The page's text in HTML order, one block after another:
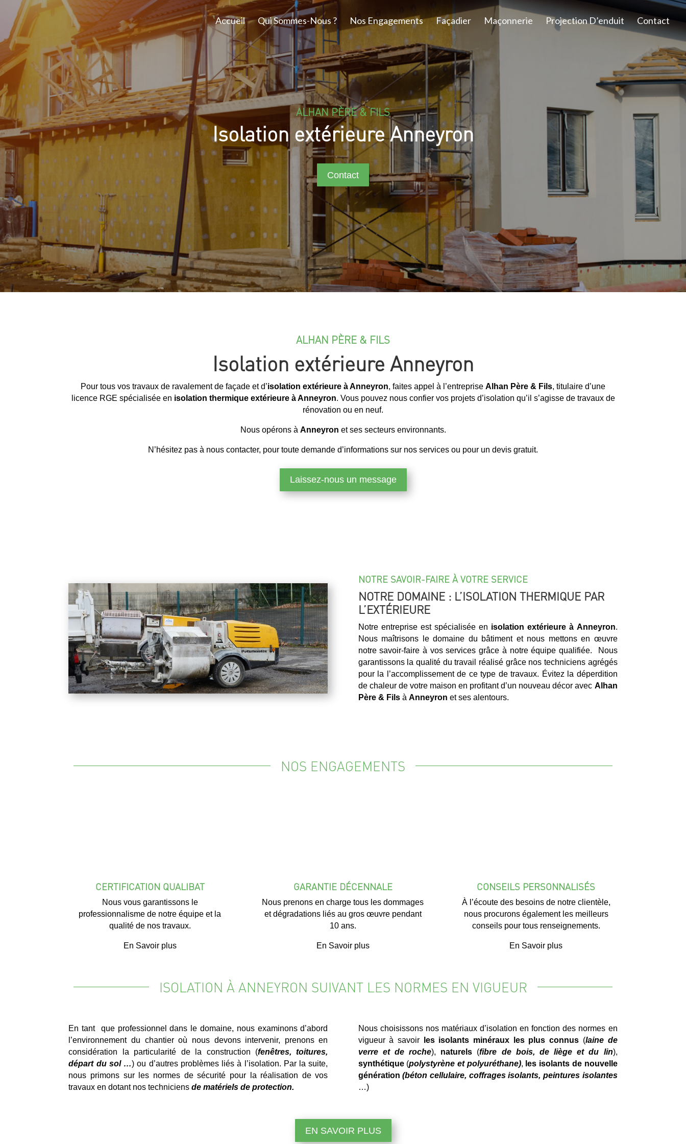
Accueil Qui Sommes-Nous ? Nos Engagements Façadier Maçonnerie Projection D’enduit Contact
ALHAN PÈRE & FILS
Isolation extérieure Anneyron
Contact
ALHAN PÈRE & FILS
Isolation extérieure Anneyron
Pour tous vos travaux de ravalement de façade et d’isolation extérieure à Anneyron, faites appel à l’entreprise Alhan Père & Fils, titulaire d’une
licence RGE spécialisée en isolation thermique extérieure à Anneyron. Vous pouvez nous confier vos projets d’isolation qu’il s’agisse de travaux de
rénovation ou en neuf.
Nous opérons à Anneyron et ses secteurs environnants.
N’hésitez pas à nous contacter, pour toute demande d’informations sur nos services ou pour un devis gratuit.
Laissez-nous un message
NOTRE SAVOIR-FAIRE À VOTRE SERVICE
NOTRE DOMAINE : L’ISOLATION THERMIQUE PAR
L’EXTÉRIEURE
Notre entreprise est spécialisée en isolation extérieure à Anneyron.
Nous maîtrisons le domaine du bâtiment et nous mettons en œuvre
notre savoir-faire à vos services grâce à notre équipe qualifiée. Nous
garantissons la qualité du travail réalisé grâce nos techniciens agrégés
pour la l’accomplissement de ce type de travaux. Évitez la déperdition
de chaleur de votre maison en profitant d’un nouveau décor avec Alhan
Père & Filsà Anneyron et ses alentours.
NOS ENGAGEMENTS
CERTIFICATION QUALIBAT
Nous vous garantissons le
professionnalisme de notre équipe et la
qualité de nos travaux.
En Savoir plus
GARANTIE DÉCENNALE
Nous prenons en charge tous les dommages
et dégradations liés au gros œuvre pendant
10 ans.
En Savoir plus
CONSEILS PERSONNALISÉS
À l’écoute des besoins de notre clientèle,
nous procurons également les meilleurs
conseils pour tous renseignements.
En Savoir plus
ISOLATION À ANNEYRON SUIVANT LES NORMES EN VIGUEUR
En tant que professionnel dans le domaine, nous examinons d’abord
l’environnement du chantier où nous devons intervenir, prenons en
considération la particularité de la construction (fenêtres, toitures,
départ du sol …) ou d’autres problèmes liés à l’isolation. Par la suite,
nous primons sur les normes de sécurité pour la réalisation de vos
travaux en dotant nos techniciensde matériels de protection.
Nous choisissons nos matériaux d’isolation en fonction des normes en
vigueur à savoirles isolants minéraux les plus connus (laine de
verre et de roche), naturels (fibre de bois, de liège et du lin),
synthétique(polystyrène et polyuréthane), les isolants de nouvelle
génération (béton cellulaire, coffrages isolants, peintures isolantes
…)
EN SAVOIR PLUS